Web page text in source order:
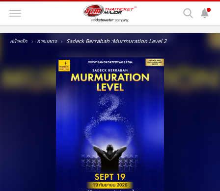
หน้าหลัก การแสดง Sadeck Berrabah :Murmuration Level 2